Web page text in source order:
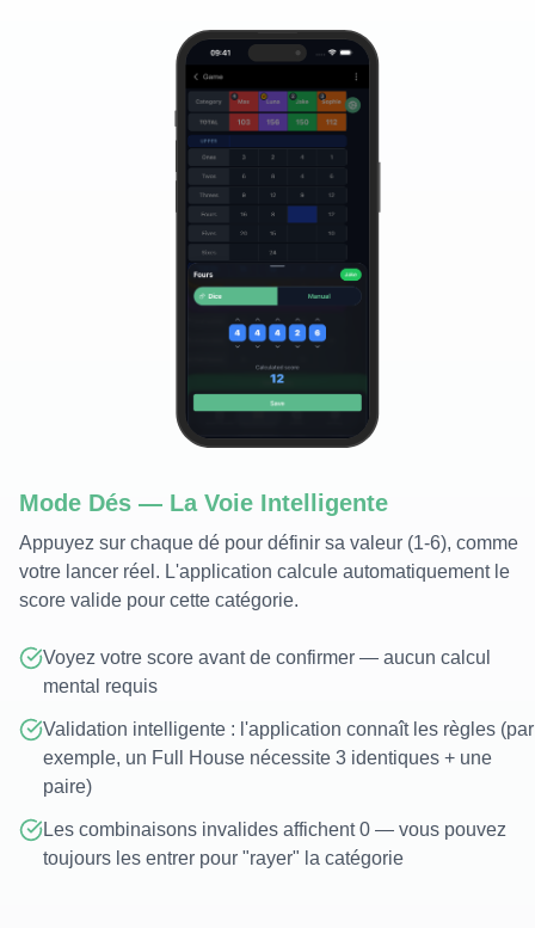
Mode Dés — La Voie Intelligente
Appuyez sur chaque dé pour définir sa valeur (1-6), comme
votre lancer réel. L'application calcule automatiquement le
score valide pour cette catégorie.
Voyez votre score avant de confirmer — aucun calcul
mental requis
Validation intelligente : l'application connaît les règles (par
exemple, un Full House nécessite 3 identiques + une
paire)
Les combinaisons invalides affichent 0 — vous pouvez
toujours les entrer pour "rayer" la catégorie